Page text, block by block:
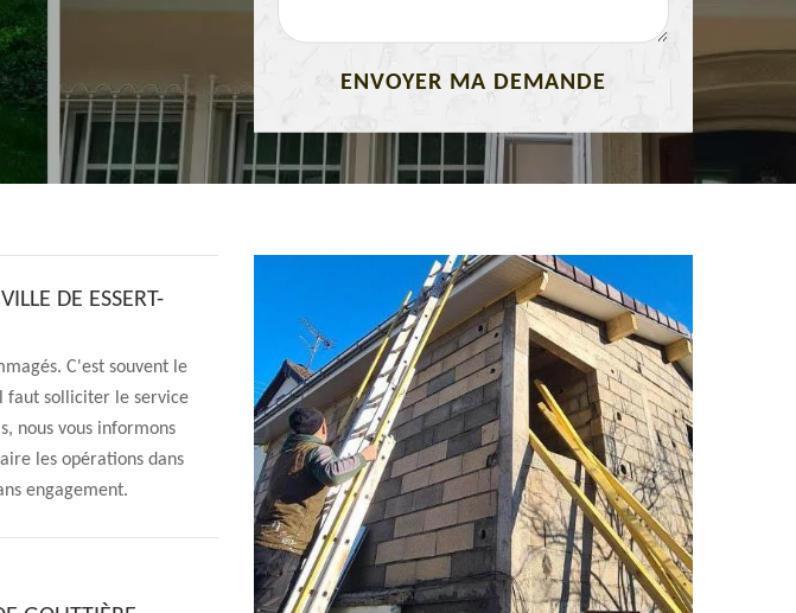
DE ESSERT-
C'est souvent le
faut solliciter le service
nous vous informons
les opérations dans
engagement.